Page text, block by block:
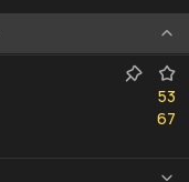
53
53
67
67